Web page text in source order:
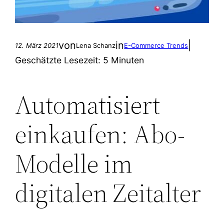
12. März 2021vonLena SchanzinE-Commerce Trends|
Geschätzte Lesezeit: 5 Minuten
Automatisiert
einkaufen: Abo-
Modelle im
digitalen Zeitalter